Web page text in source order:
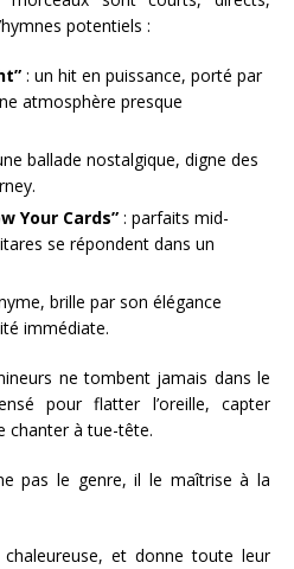
potentiels :
: un hit en puissance, porté par
atmosphère presque
ballade nostalgique, digne des
Your Cards” : parfaits mid-
se répondent dans un
brille par son élégance
immédiate.
ne tombent jamais dans le
pour flatter l’oreille, capter
chanter à tue-tête.
pas le genre, il le maîtrise à la
et donne toute leur